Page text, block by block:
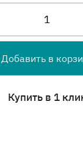
Добавить в
Купить в 1